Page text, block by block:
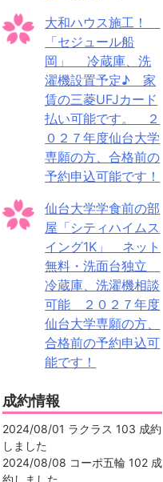
大和ハウス施工！
「セジュール船
岡」 冷蔵庫、洗
濯機設置予定♪ 家
賃の三菱UFJカード
払い可能です。 ２
０２７年度仙台大学
専願の方、合格前の
予約申込可能です！
仙台大学学食前の部
屋「シティハイムス
イング1K」 ネット
無料・洗面台独立
冷蔵庫、洗濯機相談
可能 ２０２７年度
仙台大学専願の方、
合格前の予約申込可
能です！
成約情報
2024/08/01 ラクラス 103 成約
しました
2024/08/08 コーポ五輪 102 成